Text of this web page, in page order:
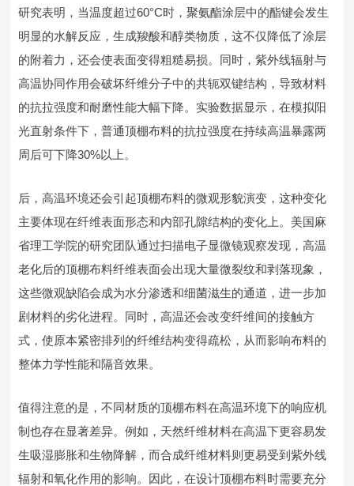
研究表明，当温度超过60°C时，聚氨酯涂层中的酯键会发生
明显的水解反应，生成羧酸和醇类物质，这不仅降低了涂层
的附着力，还会使表面变得粗糙易损。同时，紫外线辐射与
高温协同作用会破坏纤维分子中的共轭双键结构，导致材料
的抗拉强度和耐磨性能大幅下降。实验数据显示，在模拟阳
光直射条件下，普通顶棚布料的抗拉强度在持续高温暴露两
周后可下降30%以上。
后，高温环境还会引起顶棚布料的微观形貌演变，这种变化
主要体现在纤维表面形态和内部孔隙结构的变化上。美国麻
省理工学院的研究团队通过扫描电子显微镜观察发现，高温
老化后的顶棚布料纤维表面会出现大量微裂纹和剥落现象，
这些微观缺陷会成为水分渗透和细菌滋生的通道，进一步加
剧材料的劣化进程。同时，高温还会改变纤维间的接触方
式，使原本紧密排列的纤维结构变得疏松，从而影响布料的
整体力学性能和隔音效果。
值得注意的是，不同材质的顶棚布料在高温环境下的响应机
制也存在显著差异。例如，天然纤维材料在高温下更容易发
生吸湿膨胀和生物降解，而合成纤维材料则更易受到紫外线
辐射和氧化作用的影响。因此，在设计顶棚布料时需要充分